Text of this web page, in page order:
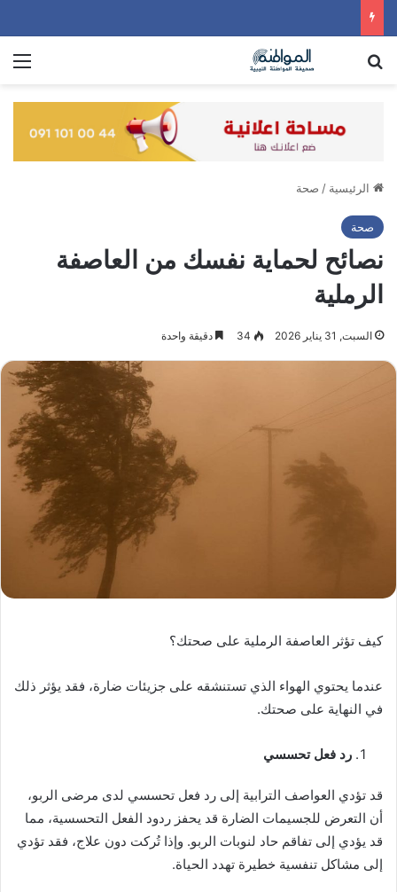
الرئيسية / صحة
صحة
نصائح لحماية نفسك من العاصفة
الرملية
السبت, 31 يناير 2026 34 دقيقة واحدة
كيف تؤثر العاصفة الرملية على صحتك؟
عندما يحتوي الهواء الذي تستنشقه على جزيئات ضارة، فقد يؤثر ذلك
في النهاية على صحتك.
رد فعل تحسسي
قد تؤدي العواصف الترابية إلى رد فعل تحسسي لدى مرضى الربو،
أن التعرض للجسيمات الضارة قد يحفز ردود الفعل التحسسية، مما
قد يؤدي إلى تفاقم حاد لنوبات الربو. وإذا تُركت دون علاج، فقد تؤدي
إلى مشاكل تنفسية خطيرة تهدد الحياة.